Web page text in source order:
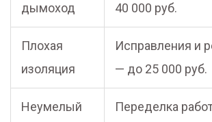
дымоход
40 000 руб.
Плохая
изоляция
Исправления и
— до 25 000 руб.
Неумелый
Переделка